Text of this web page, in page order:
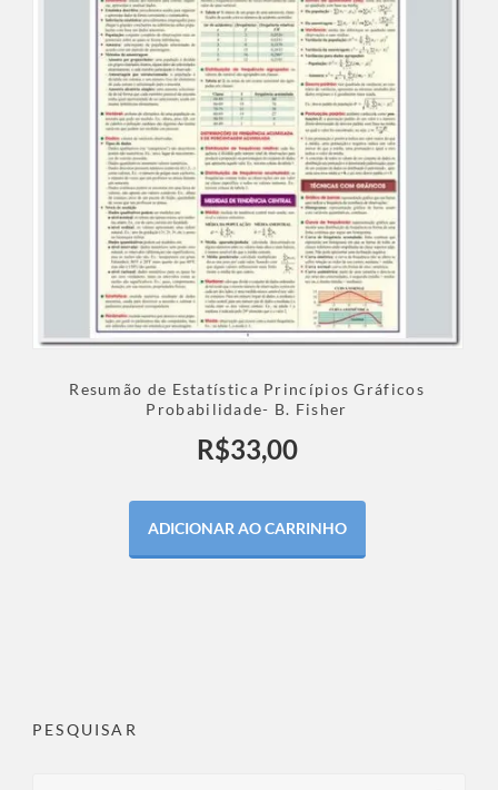
Resumão de Estatística Princípios Gráficos
Probabilidade- B. Fisher
R$33,00
ADICIONAR AO CARRINHO
PESQUISAR